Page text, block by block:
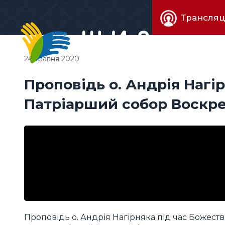
Живе
Проповідь о. Андрія
Патріарший собор
24 травня 2020
Проповідь о. Андрія Нагірняка під час